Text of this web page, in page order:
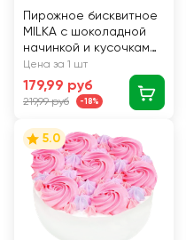
Пирожное бисквитное
MILKA с шоколадной
начинкой и кусочками
молочного шоколада,
175г
Цена за 1 шт
179,99 руб
219,99 руб -18%
5.0